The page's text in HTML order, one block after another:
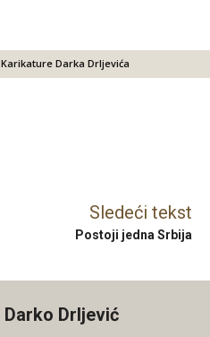
Karikature Darka Drljevića
Sledeći tekst
Postoji jedna Srbija
Darko Drljević